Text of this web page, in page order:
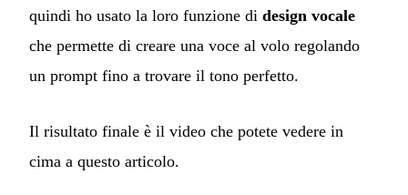
quindi ho usato la loro funzione di design vocale
che permette di creare una voce al volo regolando
un prompt fino a trovare il tono perfetto.
Il risultato finale è il video che potete vedere in
cima a questo articolo.